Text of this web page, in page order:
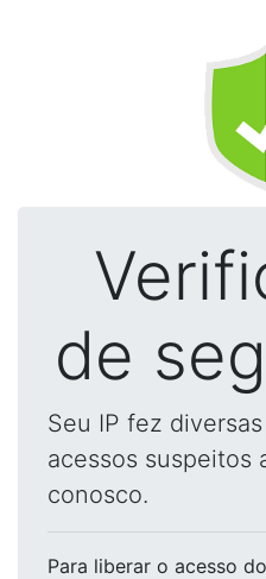
de
Seu IP fez
acessos suspeitos
conosco.
Para liberar o acesso